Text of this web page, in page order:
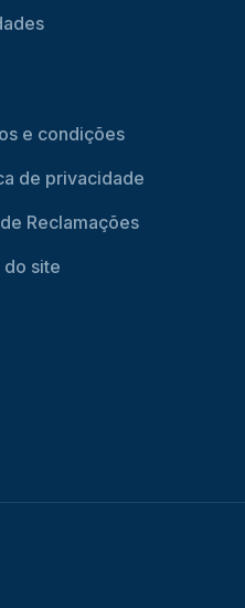
e condições
de privacidade
Reclamações
do site